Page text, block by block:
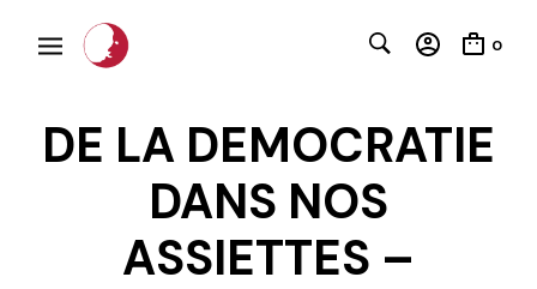
0
DE LA DEMOCRATIE
DANS NOS
ASSIETTES –